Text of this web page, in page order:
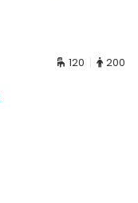
120 200